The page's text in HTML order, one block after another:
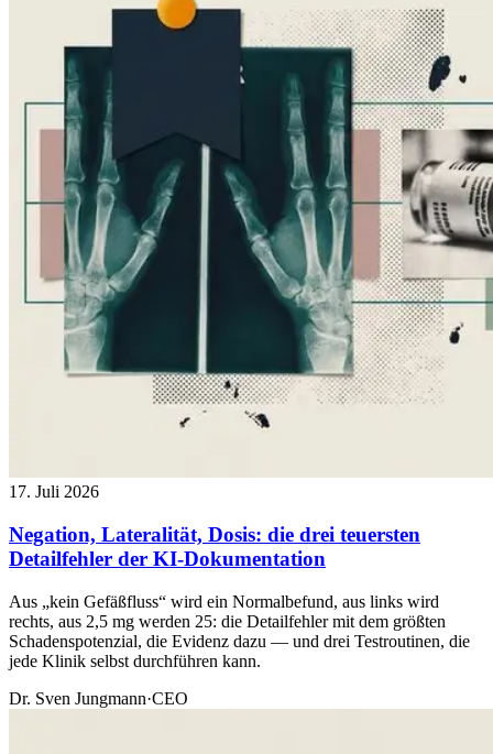
17. Juli 2026
Negation, Lateralität, Dosis: die drei teuersten
Detailfehler der KI-Dokumentation
Aus „kein Gefäßfluss“ wird ein Normalbefund, aus links wird
rechts, aus 2,5 mg werden 25: die Detailfehler mit dem größten
Schadenspotenzial, die Evidenz dazu — und drei Testroutinen, die
jede Klinik selbst durchführen kann.
Dr. Sven Jungmann·CEO